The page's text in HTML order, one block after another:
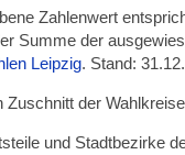
Zahlenwert
Summe der
Leipzig. Stand: 31.12.
Zuschnitt der
und Stadtbezirke